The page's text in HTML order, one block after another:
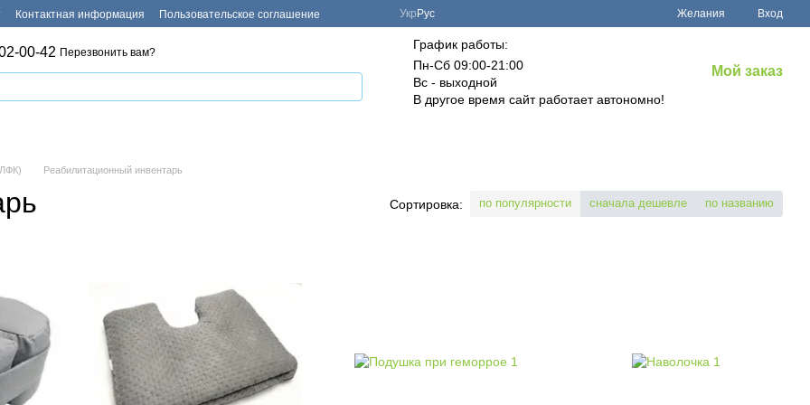
Контактная информация Пользовательское соглашение Укр Рус Желания Вход
00-42 Перезвонить вам?
График работы:
Пн-Сб 09:00-21:00
Вс - выходной
В другое время сайт работает автономно!
Мой заказ
Реабилитационный инвентарь
Сортировка: по популярности сначала дешевле по названию